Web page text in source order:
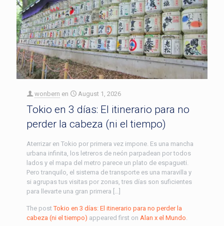
wonbern en August 1, 2026
Tokio en 3 días: El itinerario para no
perder la cabeza (ni el tiempo)
Aterrizar en Tokio por primera vez impone. Es una mancha
urbana infinita, los letreros de neón parpadean por todos
lados y el mapa del metro parece un plato de espagueti.
Pero tranquilo, el sistema de transporte es una maravilla y
si agrupas tus visitas por zonas, tres días son suficientes
para llevarte una gran primera […]
The postTokio en 3 días: El itinerario para no perder la
cabeza (ni el tiempo) appeared first on Alan x el Mundo.